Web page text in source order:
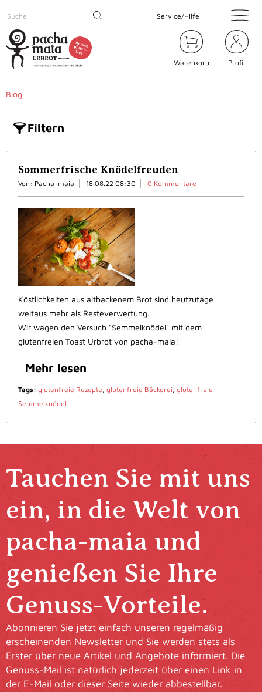
Service/Hilfe
Warenkorb Profil
Blog
Filtern
Sommerfrische Knödelfreuden
Von: Pacha-maia 18.08.22 08:30 0 Kommentare
Köstlichkeiten aus altbackenem Brot sind heutzutage
weitaus mehr als Resteverwertung.
Wir wagen den Versuch "Semmelknödel" mit dem
glutenfreien Toast Urbrot von pacha-maia!
Mehr lesen
Tags: glutenfreie Rezepte, glutenfreie Bäckerei, glutenfreie
Semmelknödel
Tauchen Sie mit uns
ein, in die Welt von
pacha-maia und
genießen Sie Ihre
Genuss-Vorteile.
Abonnieren Sie jetzt einfach unseren regelmäßig
erscheinenden Newsletter und Sie werden stets als
Erster über neue Artikel und Angebote informiert. Die
Genuss-Mail ist natürlich jederzeit über einen Link in
der E-Mail oder dieser Seite wieder abbestellbar.